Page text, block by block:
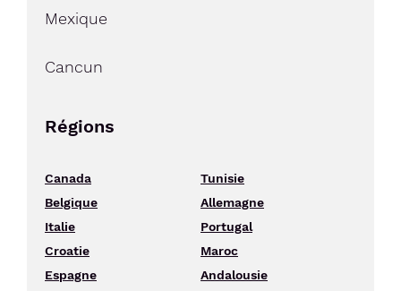
Mexique
Cancun
Régions
Canada
Tunisie
Belgique
Allemagne
Italie
Portugal
Croatie
Maroc
Espagne
Andalousie